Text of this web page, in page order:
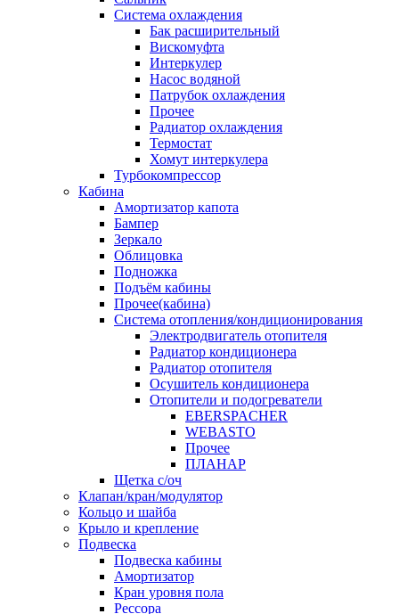
Система охлаждения
Бак расширительный
Вискомуфта
Интеркулер
Насос водяной
Патрубок охлаждения
Прочее
Радиатор охлаждения
Термостат
Хомут интеркулера
Турбокомпрессор
Кабина
Амортизатор капота
Бампер
Зеркало
Облицовка
Подножка
Подъём кабины
Прочее(кабина)
Система отопления/кондиционирования
Электродвигатель отопителя
Радиатор кондиционера
Радиатор отопителя
Осушитель кондиционера
Отопители и подогреватели
EBERSPACHER
WEBASTO
Прочее
ПЛАНАР
Щетка с/оч
Клапан/кран/модулятор
Кольцо и шайба
Крыло и крепление
Подвеска
Подвеска кабины
Амортизатор
Кран уровня пола
Рессора